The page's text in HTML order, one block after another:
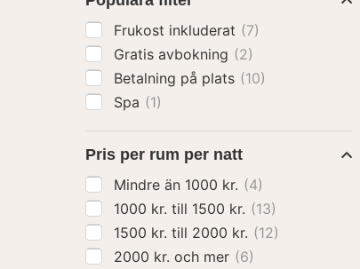
Frukost inkluderat (7)
Gratis avbokning (2)
Betalning på plats (10)
Spa (1)
Pris per rum per natt
Mindre än 1000 kr. (4)
1000 kr. till 1500 kr. (13)
1500 kr. till 2000 kr. (12)
2000 kr. och mer (6)